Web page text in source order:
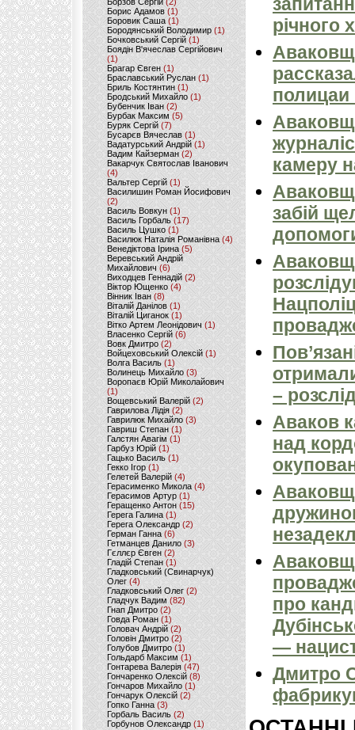
Борис Адамов(1)
Боровик Саша (1)
Бородянський Володимир (1)
Бочковський Сергій (1)
Боядін В'ячеслав Сергійович
(1)
Брагар Євген (1)
Браславський Руслан (1)
Бриль Костянтин (1)
Бродський Михайло (1)
Бубенчик Іван(2)
Бурбак Максим (5)
Буряк Сергій (7)
Бусарєв Вячеслав (1)
Вадатурський Андрій (1)
Вадим Кайзерман (2)
Вакарчук Святослав Іванович
(4)
Вальтер Сергій (1)
Василишин Роман Йосифович
(2)
Василь Вовкун (1)
Василь Горбаль (17)
Василь Цушко (1)
Василюк Наталія Романівна (4)
Венедіктова Ірина(5)
Веревський Андрій
Михайлович (6)
Виходцев Геннадій (2)
Віктор Ющенко (4)
Вінник Іван (8)
Віталій Данілов (1)
Віталій Циганок (1)
Вітко Артем Леонідович(1)
Власенко Сергій (6)
Вовк Дмитро(2)
Войцеховський Олексій(1)
Волга Василь (1)
Волинець Михайло (3)
Воропаєв Юрій Миколайович
(1)
Вощевський Валерій(2)
Гаврилова Лідія (2)
Гаврилюк Михайло (3)
Гавриш Степан (1)
Галстян Авагім (1)
Гарбуз Юрій (1)
Гацько Василь (1)
Гекко Ігор(1)
Гелетей Валерій (4)
Герасименко Микола (4)
Герасимов Артур (1)
Геращенко Антон(15)
Герега Галина (1)
Герега Олександр (2)
Герман Ганна (6)
Гетманцев Данило (3)
Гєллєр Євген (2)
Гладій Степан(1)
Гладковський (Свинарчук)
Олег (4)
Гладковський Олег (2)
Гладчук Вадим (82)
Гнап Дмитро (2)
Говда Роман(1)
Головач Андрій (2)
Головін Дмитро (2)
Голубов Дмитро (1)
Гольдарб Максим(1)
Гонтарева Валерія (47)
Гончаренко Олексій(8)
Гончаров Михайло (1)
Гончарук Олексій (2)
Гопко Ганна (3)
Горбаль Василь (2)
Горбунов Олександр (1)
річного
полицаи
камеру
забій
–
Аваков
над
про
—
Дмитро